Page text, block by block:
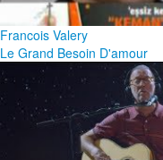
Francois Valery
Le Grand Besoin D'amour